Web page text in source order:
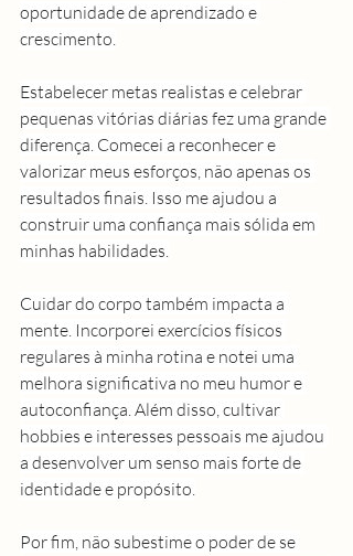
oportunidade de aprendizado e
crescimento.
Estabelecer metas realistas e celebrar
pequenas vitórias diárias fez uma grande
diferença. Comecei a reconhecer e
valorizar meus esforços, não apenas os
resultados finais. Isso me ajudou a
construir uma confiança mais sólida em
minhas habilidades.
Cuidar do corpo também impacta a
mente. Incorporei exercícios físicos
regulares à minha rotina e notei uma
melhora significativa no meu humor e
autoconfiança. Além disso, cultivar
hobbies e interesses pessoais me ajudou
a desenvolver um senso mais forte de
identidade e propósito.
Por fim, não subestime o poder de se